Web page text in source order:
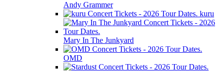
Andy Grammer
kuru
Mary In The Junkyard
OMD